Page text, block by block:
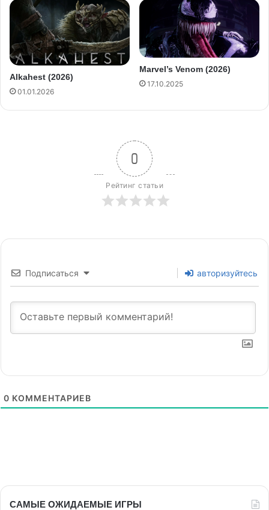
Alkahest (2026)
01.01.2026
Marvel’s Venom (2026)
17.10.2025
0
Рейтинг статьи
Подписаться авторизуйтесь
0 КОММЕНТАРИЕВ
САМЫЕ ОЖИДАЕМЫЕ ИГРЫ